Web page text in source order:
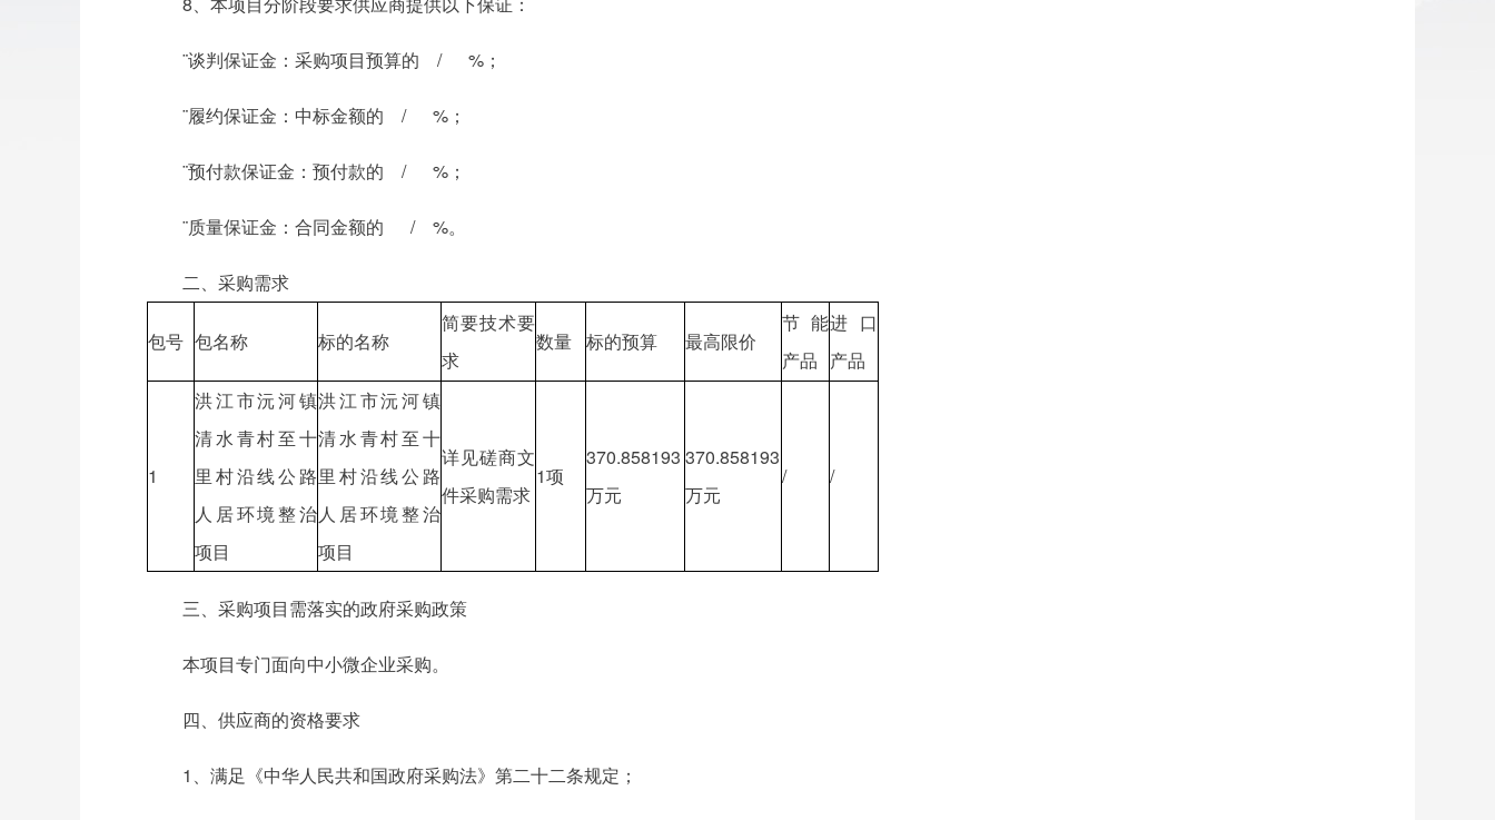
¨谈判保证金：采购项目预算的 / %；
¨履约保证金：中标金额的 / %；
¨预付款保证金：预付款的 / %；
¨质量保证金：合同金额的 / %。
二、采购需求
包号 包名称 标的名称
简要技术要
求
数量 标的预算 最高限价
节能
产品
进口
产品
1
洪江市沅河镇
清水青村至十
里村沿线公路
人居环境整治
项目
洪江市沅河镇
清水青村至十
里村沿线公路
人居环境整治
项目
详见磋商文
件采购需求
1项
370.858193
万元
370.858193
万元
/ /
三、采购项目需落实的政府采购政策
本项目专门面向中小微企业采购。
四、供应商的资格要求
1、满足《中华人民共和国政府采购法》第二十二条规定；